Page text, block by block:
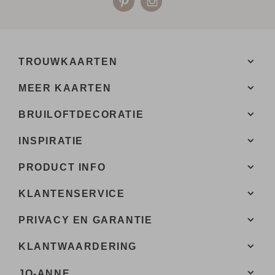
TROUWKAARTEN
MEER KAARTEN
BRUILOFTDECORATIE
INSPIRATIE
PRODUCT INFO
KLANTENSERVICE
PRIVACY EN GARANTIE
KLANTWAARDERING